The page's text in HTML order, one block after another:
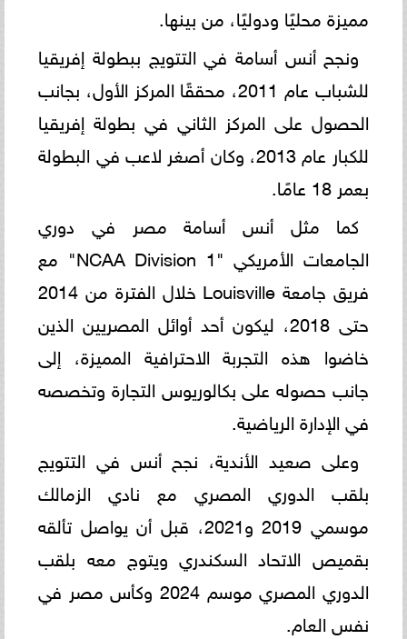
مميزة محليًا ودوليًا، من بينها.
ونجح أنس أسامة في التتويج ببطولة إفريقيا
للشباب عام 2011، محققًا المركز الأول، بجانب
الحصول على المركز الثاني في بطولة إفريقيا
للكبار عام 2013، وكان أصغر لاعب في البطولة
بعمر 18 عامًا.
كما مثل أنس أسامة مصر في دوري
الجامعات الأمريكي "NCAA Division 1" مع
فريق جامعة Louisville خلال الفترة من 2014
حتى 2018، ليكون أحد أوائل المصريين الذين
خاضوا هذه التجربة الاحترافية المميزة، إلى
جانب حصوله على بكالوريوس التجارة وتخصصه
في الإدارة الرياضية.
وعلى صعيد الأندية، نجح أنس في التتويج
بلقب الدوري المصري مع نادي الزمالك
موسمي 2019 و2021، قبل أن يواصل تألقه
بقميص الاتحاد السكندري ويتوج معه بلقب
الدوري المصري موسم 2024 وكأس مصر في
نفس العام.